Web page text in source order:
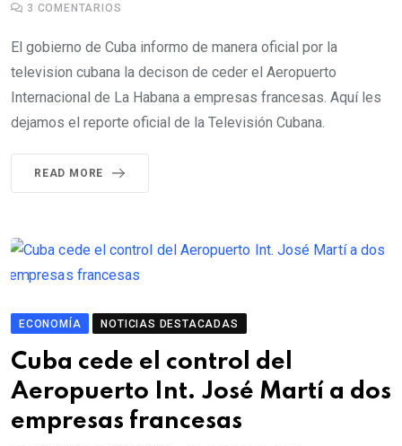
3 COMENTARIOS
El gobierno de Cuba informo de manera oficial por la
television cubana la decison de ceder el Aeropuerto
Internacional de La Habana a empresas francesas. Aquí les
dejamos el reporte oficial de la Televisión Cubana.
READ MORE
ECONOMÍA NOTICIAS DESTACADAS
Cuba cede el control del
Aeropuerto Int. José Martí a dos
empresas francesas